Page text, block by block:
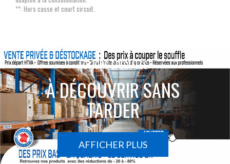
**: Hors casse et court circuit.
ACTIONS SPÉCIALES
À DÉCOUVRIR SANS
TARDER
AFFICHER PLUS